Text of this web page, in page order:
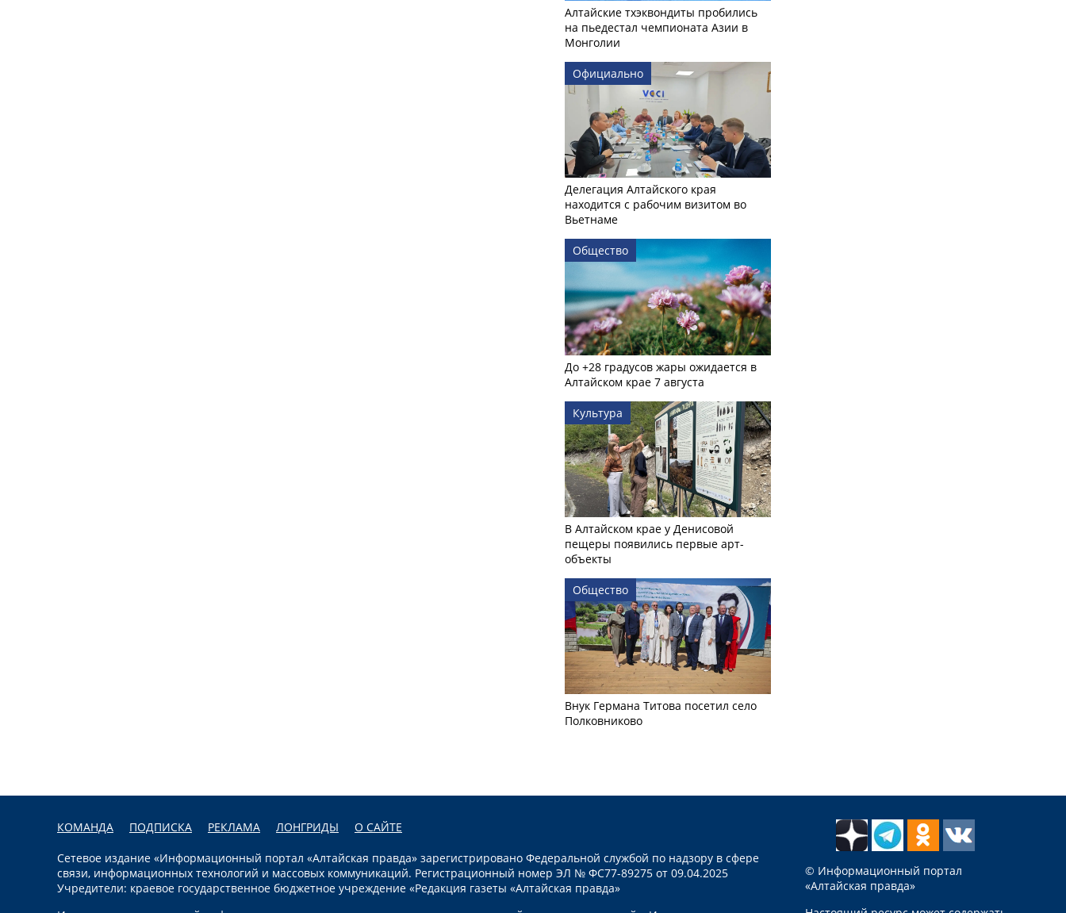
Алтайские тхэквондиты пробились
на пьедестал чемпионата Азии в
Монголии
Официально
Делегация Алтайского края
находится с рабочим визитом во
Вьетнаме
Общество
До +28 градусов жары ожидается в
Алтайском крае 7 августа
Культура
В Алтайском крае у Денисовой
пещеры появились первые арт-
объекты
Общество
Внук Германа Титова посетил село
Полковниково
КОМАНДА ПОДПИСКА РЕКЛАМА ЛОНГРИДЫ О САЙТЕ
Сетевое издание «Информационный портал «Алтайская правда» зарегистрировано Федеральной службой по надзору в сфере
связи, информационных технологий и массовых коммуникаций. Регистрационный номер ЭЛ № ФС77-89275 от 09.04.2025
Учредители: краевое государственное бюджетное учреждение «Редакция газеты «Алтайская правда»
© Информационный портал
«Алтайская правда»